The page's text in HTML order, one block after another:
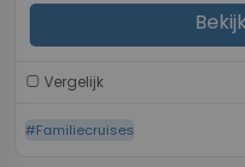
Vergelijk
#Familiecruises